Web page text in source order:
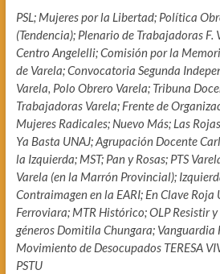
PSL; Mujeres por la Libertad; Política
(Tendencia); Plenario de Trabajadoras F.
Centro Angelelli; Comisión por la
de Varela; Convocatoria Segunda
Varela, Polo Obrero Varela; Tribuna
Trabajadoras Varela; Frente de
Mujeres Radicales; Nuevo Más; Las
Ya Basta UNAJ; Agrupación Docente
la Izquierda; MST; Pan y Rosas; PTS
Varela (en la Marrón Provincial);
Contraimagen en la EARI; En Clave Roja
Ferroviara; MTR Histórico; OLP Resistir
géneros Domitila Chungara; Vanguardia
Movimiento de Desocupados TERESA
PSTU